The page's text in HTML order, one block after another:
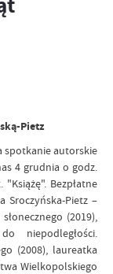
Pietz
spotkanie autorskie
4 grudnia o godz.
Bezpłatne
Sroczyńska-Pietz –
(2019),
niepodległości.
(2008), laureatka
Wielkopolskiego